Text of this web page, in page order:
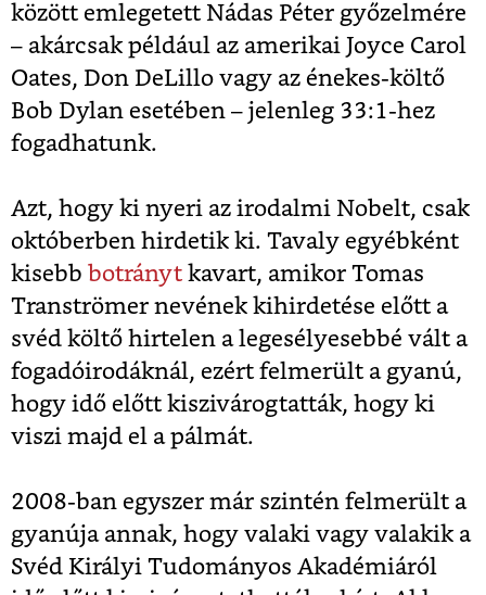
között emlegetett Nádas Péter győzelmére
– akárcsak például az amerikai Joyce Carol
Oates, Don DeLillo vagy az énekes-költő
Bob Dylan esetében – jelenleg 33:1-hez
fogadhatunk.
Azt, hogy ki nyeri az irodalmi Nobelt, csak
októberben hirdetik ki. Tavaly egyébként
kisebb botrányt kavart, amikor Tomas
Tranströmer nevének kihirdetése előtt a
svéd költő hirtelen a legesélyesebbé vált a
fogadóirodáknál, ezért felmerült a gyanú,
hogy idő előtt kiszivárogtatták, hogy ki
viszi majd el a pálmát.
2008-ban egyszer már szintén felmerült a
gyanúja annak, hogy valaki vagy valakik a
Svéd Királyi Tudományos Akadémiáról